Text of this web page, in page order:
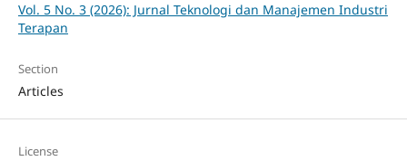
Vol. 5 No. 3 (2026): Jurnal Teknologi dan Manajemen Industri
Terapan
Section
Articles
License